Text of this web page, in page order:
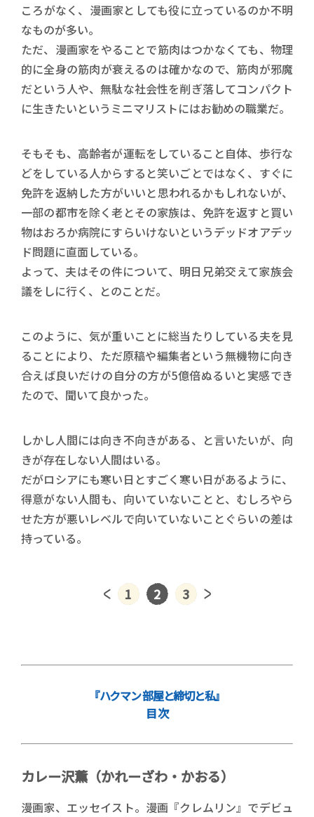
ころがなく、漫画家としても役に立っているのか不明
なものが多い。
ただ、漫画家をやることで筋肉はつかなくても、物理
的に全身の筋肉が衰えるのは確かなので、筋肉が邪魔
だという人や、無駄な社会性を削ぎ落してコンパクト
に生きたいというミニマリストにはお勧めの職業だ。
そもそも、高齢者が運転をしていること自体、歩行な
どをしている人からすると笑いごとではなく、すぐに
免許を返納した方がいいと思われるかもしれないが、
一部の都市を除く老とその家族は、免許を返すと買い
物はおろか病院にすらいけないというデッドオアデッ
ド問題に直面している。
よって、夫はその件について、明日兄弟交えて家族会
議をしに行く、とのことだ。
このように、気が重いことに総当たりしている夫を見
ることにより、ただ原稿や編集者という無機物に向き
合えば良いだけの自分の方が5億倍ぬるいと実感でき
たので、聞いて良かった。
しかし人間には向き不向きがある、と言いたいが、向
きが存在しない人間はいる。
だがロシアにも寒い日とすごく寒い日があるように、
得意がない人間も、向いていないことと、むしろやら
せた方が悪いレベルで向いていないことぐらいの差は
持っている。
1 2 3
『ハクマン 部屋と締切と私』
目 次
カレー沢薫（かれーざわ・かおる）
漫画家、エッセイスト。漫画『クレムリン』でデビュ